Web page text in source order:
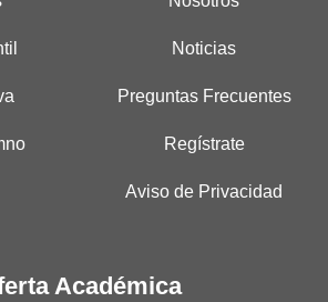
Noticias
Preguntas Frecuentes
Regístrate
Aviso de Privacidad
Académica